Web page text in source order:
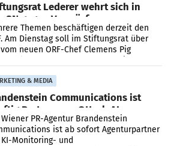
Lederer wehrt sich in
SN gegen Vorwürfe
Themen beschäftigen derzeit den
Am Dienstag soll im Stiftungsrat über
neuen ORF-Chef Clemens Pig
& MEDIA
Communications ist
Partner von OtterlyAI
PR-Agentur Brandenstein
ist ab sofort Agenturpartner
Monitoring- und